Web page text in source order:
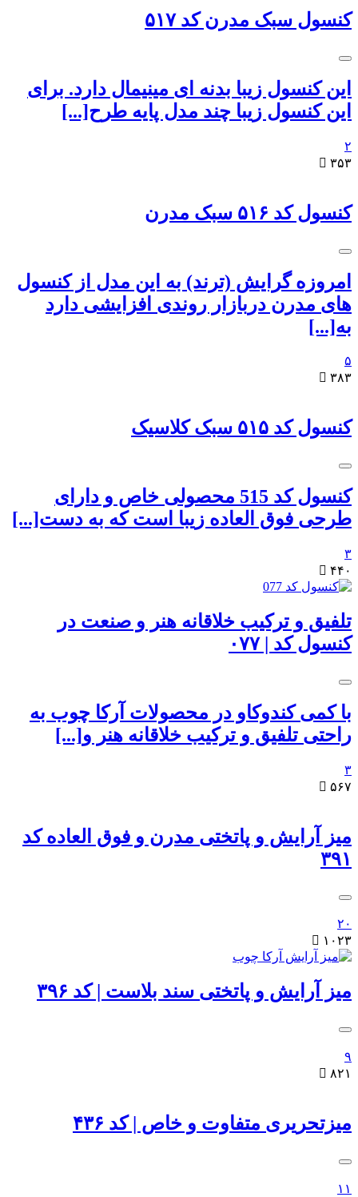
کنسول سبک مدرن کد ۵۱۷
این کنسول زیبا بدنه ای مینیمال دارد. برای
این کنسول زیبا چند مدل پایه طرح[...]
۲
 ۳۵۳
کنسول کد ۵۱۶ سبک مدرن
امروزه گرایش (ترند) به این مدل از کنسول
های مدرن دربازار روندی افزایشی دارد
به[...]
۵
 ۳۸۳
کنسول کد ۵۱۵ سبک کلاسیک
کنسول کد 515 محصولی خاص و دارای
طرحی فوق العاده زیبا است که به دست[...]
۳
 ۴۴۰
تلفیق و ترکیب خلاقانه هنر و صنعت در
کنسول کد | ۰۷۷
با کمی کندوکاو در محصولات آرکا چوب به
راحتی تلفیق و ترکیب خلاقانه هنر و[...]
۳
 ۵۶۷
میز آرایش و پاتختی مدرن و فوق العاده کد
۳۹۱
۲۰
 ۱۰۲۳
میز آرایش و پاتختی سند بلاست | کد ۳۹۶
۹
 ۸۲۱
میزتحریری متفاوت و خاص | کد ۴۳۶
۱۱